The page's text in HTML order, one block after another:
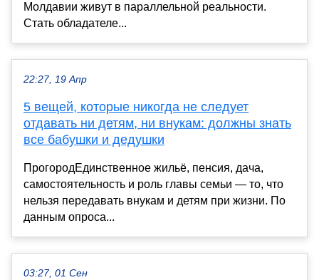
Молдавии живут в параллельной реальности.
Стать обладателе...
22:27, 19 Апр
5 вещей, которые никогда не следует
отдавать ни детям, ни внукам: должны знать
все бабушки и дедушки
ПрогородЕдинственное жильё, пенсия, дача,
самостоятельность и роль главы семьи — то, что
нельзя передавать внукам и детям при жизни. По
данным опроса...
03:27, 01 Сен